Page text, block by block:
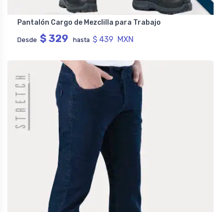
Pantalón Cargo de Mezclilla para Trabajo
Desde $ 329 hasta $ 439 MXN